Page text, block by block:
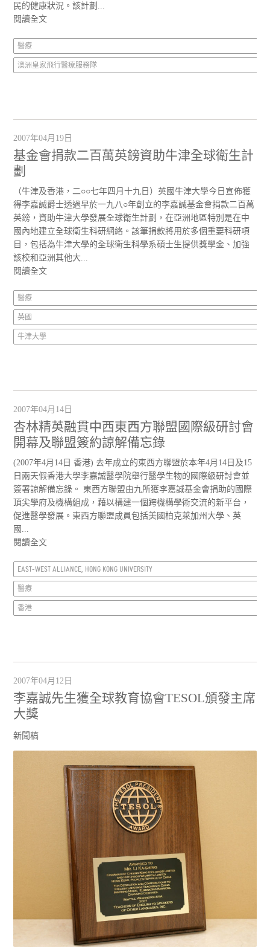
民的健康狀況。該計劃...
閱讀全文
醫療
澳洲皇家飛行醫療服務隊
2007年04月19日
基金會捐款二百萬英鎊資助牛津全球衛生計
劃
（牛津及香港，二○○七年四月十九日）英國牛津大學今日宣佈獲
得李嘉誠爵士透過早於一九八○年創立的李嘉誠基金會捐款二百萬
英鎊，資助牛津大學發展全球衛生計劃，在亞洲地區特別是在中
國內地建立全球衛生科研網絡。該筆捐款將用於多個重要科研項
目，包括為牛津大學的全球衛生科學系碩士生提供獎學金、加強
該校和亞洲其他大...
閱讀全文
醫療
英國
牛津大學
2007年04月14日
杏林精英融貫中西東西方聯盟國際級研討會
開幕及聯盟簽約諒解備忘錄
(2007年4月14日 香港) 去年成立的東西方聯盟於本年4月14日及15
日兩天假香港大學李嘉誠醫學院舉行醫學生物的國際級研討會並
簽署諒解備忘錄。 東西方聯盟由九所獲李嘉誠基金會捐助的國際
頂尖學府及機構組成，藉以構建一個跨機構學術交流的新平台，
促進醫學發展。東西方聯盟成員包括美國柏克萊加州大學、英
國...
閱讀全文
EAST-WEST ALLIANCE, HONG KONG UNIVERSITY
醫療
香港
2007年04月12日
李嘉誠先生獲全球教育協會TESOL頒發主席
大獎
新聞稿